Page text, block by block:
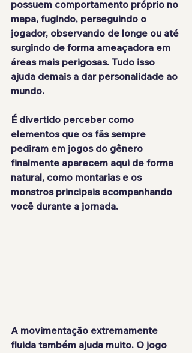
possuem comportamento próprio no
mapa, fugindo, perseguindo o
jogador, observando de longe ou até
surgindo de forma ameaçadora em
áreas mais perigosas. Tudo isso
ajuda demais a dar personalidade ao
mundo.
É divertido perceber como
elementos que os fãs sempre
pediram em jogos do gênero
finalmente aparecem aqui de forma
natural, como montarias e os
monstros principais acompanhando
você durante a jornada.
A movimentação extremamente
fluida também ajuda muito. O jogo